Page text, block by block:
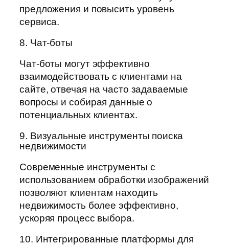
предложения и повысить уровень
сервиса.
8. Чат-боты
Чат-боты могут эффективно
взаимодействовать с клиентами на
сайте, отвечая на часто задаваемые
вопросы и собирая данные о
потенциальных клиентах.
9. Визуальные инструменты поиска
недвижимости
Современные инструменты с
использованием обработки изображений
позволяют клиентам находить
недвижимость более эффективно,
ускоряя процесс выбора.
10. Интегрированные платформы для